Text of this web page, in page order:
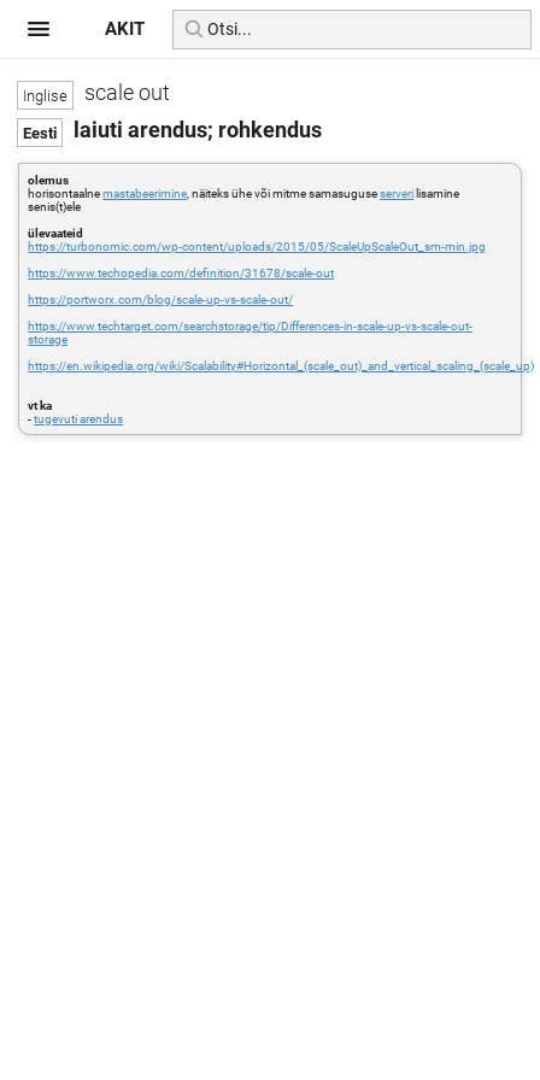
scale out
laiuti arendus; rohkendus
olemus
horisontaalnemastabeerimine , näiteks ühe või mitme samasuguseserveri lisamine
senis(t)ele
ülevaateid
https://turbonomic.com/wp-content/uploads/2015/05/ScaleUpScaleOut_sm-min.jpg
https://www.techopedia.com/definition/31678/scale-out
https://portworx.com/blog/scale-up-vs-scale-out/
https://www.techtarget.com/searchstorage/tip/Differences-in-scale-up-vs-scale-out-
storage
https://en.wikipedia.org/wiki/Scalability#Horizontal_(scale_out)_and_vertical_scaling_(scale_up)
vt ka
-tugevuti arendus
AKIT